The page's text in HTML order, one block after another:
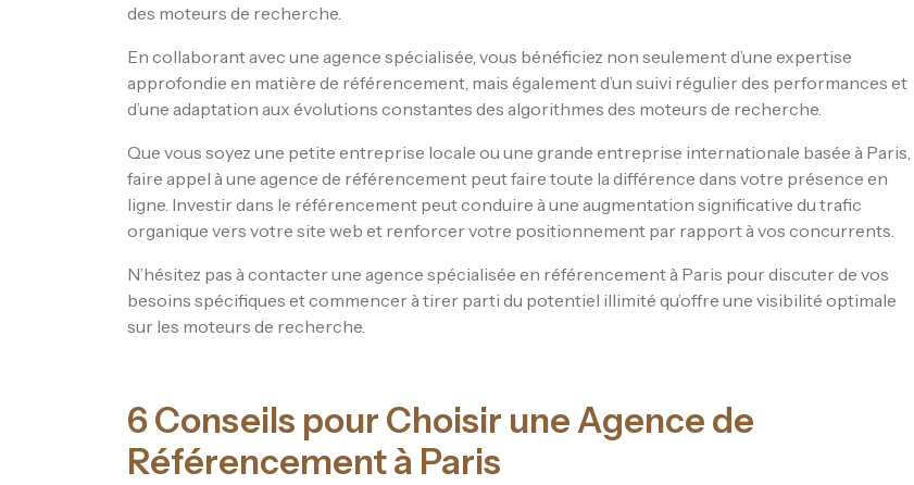
des moteurs de recherche.
En collaborant avec une agence spécialisée, vous bénéficiez non seulement d’une expertise
approfondie en matière de référencement, mais également d’un suivi régulier des performances et
d’une adaptation aux évolutions constantes des algorithmes des moteurs de recherche.
Que vous soyez une petite entreprise locale ou une grande entreprise internationale basée à Paris,
faire appel à une agence de référencement peut faire toute la différence dans votre présence en
ligne. Investir dans le référencement peut conduire à une augmentation significative du trafic
organique vers votre site web et renforcer votre positionnement par rapport à vos concurrents.
N’hésitez pas à contacter une agence spécialisée en référencement à Paris pour discuter de vos
besoins spécifiques et commencer à tirer parti du potentiel illimité qu’offre une visibilité optimale
sur les moteurs de recherche.
6 Conseils pour Choisir une Agence de
Référencement à Paris